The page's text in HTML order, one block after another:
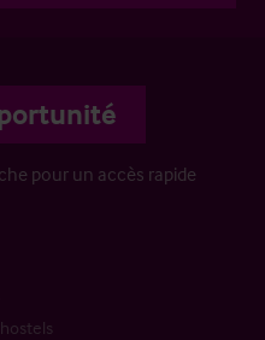
pour un accès rapide